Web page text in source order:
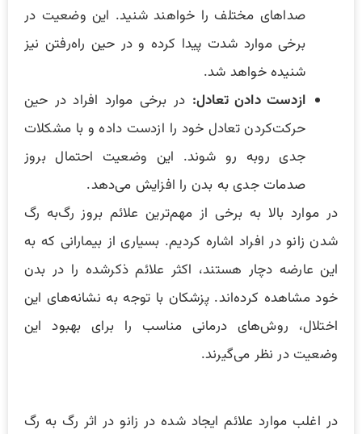
صداهای مختلف را خواهند شنید. این وضعیت در
برخی موارد شدت پیدا کرده و در حین راه‌رفتن نیز
شنیده خواهد شد.
ازدست دادن تعادل: در برخی موارد افراد در حین
حرکت‌کردن تعادل خود را ازدست داده و با مشکلات
جدی رو‌به رو شوند. این وضعیت احتمال بروز
صدمات جدی به بدن را افزایش می‌دهد.
در موارد بالا به برخی از مهم‌ترین علائم بروز رگ‌به رگ
‌شدن زانو در افراد اشاره کردیم. بسیاری از بیمارانی که به
این عارضه دچار هستند، اکثر علائم ذکرشده را در بدن
خود مشاهده کرده‌اند. پزشکان با توجه به نشانه‌های این
اختلال، روش‌های درمانی مناسب را برای بهبود این
وضعیت در نظر می‌گیرند.
در اغلب موارد علائم ایجاد شده در زانو در اثر رگ به رگ